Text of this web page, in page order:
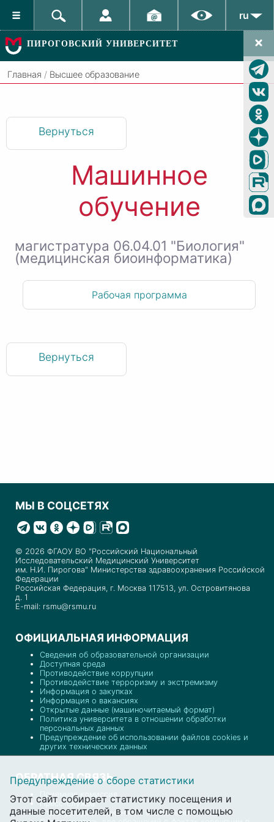
ru
ПИРОГОВСКИЙ УНИВЕРСИТЕТ
Главная / Высшее образование
Вернуться
Машинное
обучение
магистратура 06.04.01 "Биология"
(медицинская биоинформатика)
Рабочая программа
Вернуться
МЫ В СОЦСЕТЯХ
© 2026 ФГАОУ ВО "Российский Национальный
Исследовательский Медицинский Университет
им. Н.И. Пирогова" Министерства здравоохранения Российской
Федерации
Российская Федерация, г. Москва 117513, ул. Островитянова
д. 1
E-mail: rsmu@rsmu.ru
ОФИЦИАЛЬНАЯ ИНФОРМАЦИЯ
Сведения об образовательной организации
Доступная среда
Противодействие коррупции
Противодействие терроризму и экстремизму
Информация о закупках
Информация о вакансиях
Открытые данные (машиночитаемый формат)
Политика университета в отношении обработки
персональных данных
Предупреждение об использовании файлов cookies и
других технических данных
ОБРАТНАЯ СВЯЗЬ
Приемная комиссия
Пресс-служба
Отдел документационного обеспечения
Предупреждение о сборе статистики
Этот сайт собирает статистику посещения и
данные посетителей, в том числе с помощью